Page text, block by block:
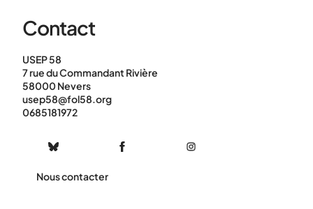
Contact
USEP 58
7 rue du Commandant Rivière
58000 Nevers
usep58@fol58.org
0685181972
Nous contacter